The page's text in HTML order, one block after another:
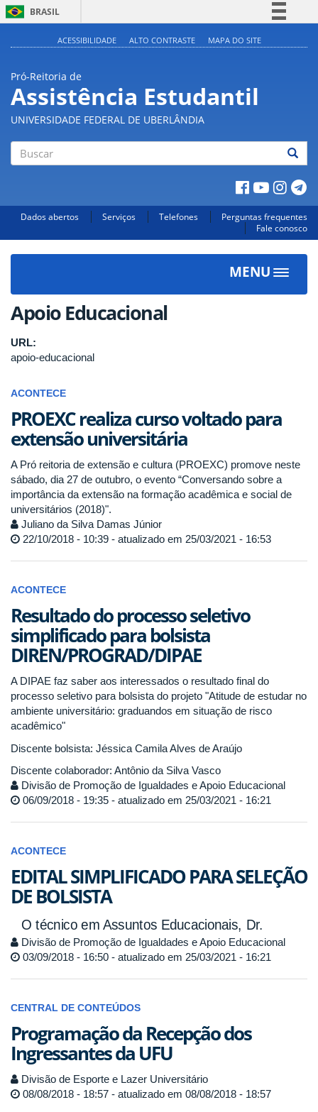
BRASIL
Acesso à informação
Legislação
Canais
ACESSIBILIDADE ALTO CONTRASTE MAPA DO SITE
Pró-Reitoria de
Assistência Estudantil
UNIVERSIDADE FEDERAL DE UBERLÂNDIA
Dados abertos Serviços Telefones
Perguntas frequentes
Fale conosco
MENU
Toggle
Apoio Educacional
URL:
apoio-educacional
ACONTECE
PROEXC realiza curso voltado para
extensão universitária
A Pró reitoria de extensão e cultura (PROEXC) promove neste
sábado, dia 27 de outubro, o evento “Conversando sobre a
importância da extensão na formação acadêmica e social de
universitários (2018)".
Juliano da Silva Damas Júnior
22/10/2018 - 10:39 - atualizado em 25/03/2021 - 16:53
ACONTECE
Resultado do processo seletivo
simplificado para bolsista
DIREN/PROGRAD/DIPAE
A DIPAE faz saber aos interessados o resultado final do
processo seletivo para bolsista do projeto "Atitude de estudar no
ambiente universitário: graduandos em situação de risco
acadêmico"
Discente bolsista: Jéssica Camila Alves de Araújo
Discente colaborador: Antônio da Silva Vasco
Divisão de Promoção de Igualdades e Apoio Educacional
06/09/2018 - 19:35 - atualizado em 25/03/2021 - 16:21
ACONTECE
EDITAL SIMPLIFICADO PARA SELEÇÃO
DE BOLSISTA
O técnico em Assuntos Educacionais, Dr.
Divisão de Promoção de Igualdades e Apoio Educacional
03/09/2018 - 16:50 - atualizado em 25/03/2021 - 16:21
CENTRAL DE CONTEÚDOS
Programação da Recepção dos
Ingressantes da UFU
Divisão de Esporte e Lazer Universitário
08/08/2018 - 18:57 - atualizado em 08/08/2018 - 18:57